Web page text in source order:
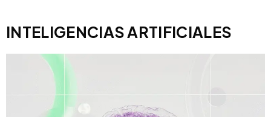
INTELIGENCIAS ARTIFICIALES